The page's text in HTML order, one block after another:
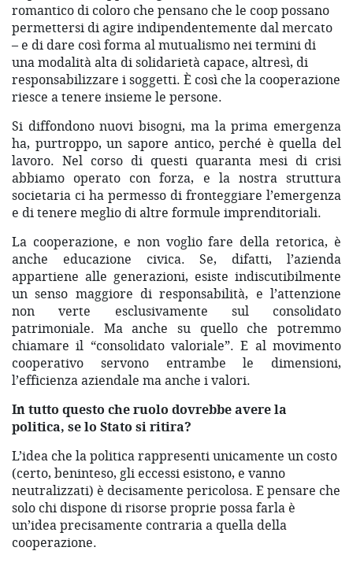
romantico di coloro che pensano che le coop possano
permettersi di agire indipendentemente dal mercato
– e di dare così forma al mutualismo nei termini di
una modalità alta di solidarietà capace, altresì, di
responsabilizzare i soggetti. È così che la cooperazione
riesce a tenere insieme le persone.
Si diffondono nuovi bisogni, ma la prima emergenza
ha, purtroppo, un sapore antico, perché è quella del
lavoro. Nel corso di questi quaranta mesi di crisi
abbiamo operato con forza, e la nostra struttura
societaria ci ha permesso di fronteggiare l’emergenza
e di tenere meglio di altre formule imprenditoriali.
La cooperazione, e non voglio fare della retorica, è
anche educazione civica. Se, difatti, l’azienda
appartiene alle generazioni, esiste indiscutibilmente
un senso maggiore di responsabilità, e l’attenzione
non verte esclusivamente sul consolidato
patrimoniale. Ma anche su quello che potremmo
chiamare il “consolidato valoriale”. E al movimento
cooperativo servono entrambe le dimensioni,
l’efficienza aziendale ma anche i valori.
In tutto questo che ruolo dovrebbe avere la
politica, se lo Stato si ritira?
L’idea che la politica rappresenti unicamente un costo
(certo, beninteso, gli eccessi esistono, e vanno
neutralizzati) è decisamente pericolosa. E pensare che
solo chi dispone di risorse proprie possa farla è
un’idea precisamente contraria a quella della
cooperazione.